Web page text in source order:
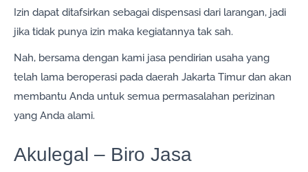
Izin dapat ditafsirkan sebagai dispensasi dari larangan, jadi
jika tidak punya izin maka kegiatannya tak sah.
Nah, bersama dengan kami jasa pendirian usaha yang
telah lama beroperasi pada daerah Jakarta Timur dan akan
membantu Anda untuk semua permasalahan perizinan
yang Anda alami.
Akulegal – Biro Jasa